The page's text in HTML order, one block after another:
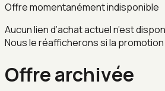
Offre momentanément indisponible
Aucun lien d’achat actuel n’est
Nous le réafficherons si la
Offre archivée